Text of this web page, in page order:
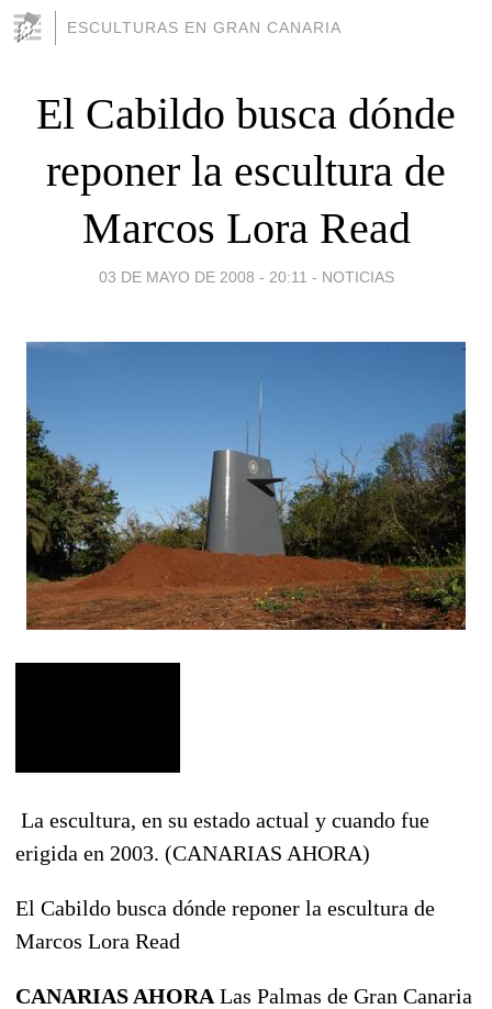
ESCULTURAS EN GRAN CANARIA
El Cabildo busca dónde
reponer la escultura de
Marcos Lora Read
03 DE MAYO DE 2008 - 20:11 - NOTICIAS
La escultura, en su estado actual y cuando fue
erigida en 2003. (CANARIAS AHORA)
El Cabildo busca dónde reponer la escultura de
Marcos Lora Read
CANARIAS AHORA Las Palmas de Gran Canaria